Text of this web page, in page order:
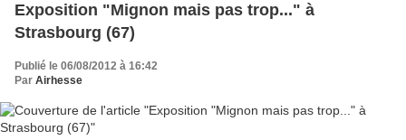
Exposition "Mignon mais pas trop..." à
Strasbourg (67)
Publié le 06/08/2012 à 16:42
Par Airhesse